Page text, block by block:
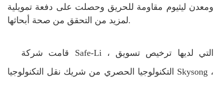
ومعدن ليثيوم مقاومة للحريق وحصلت على دفعة تمويلية
لمزيد من التحقق من صحة أبحاثها.
قامت شركة Safe-Li ، التي لديها ترخيص تسويق
التكنولوجيا الحصري من شريك نقل التكنولوجيا Skysong ،